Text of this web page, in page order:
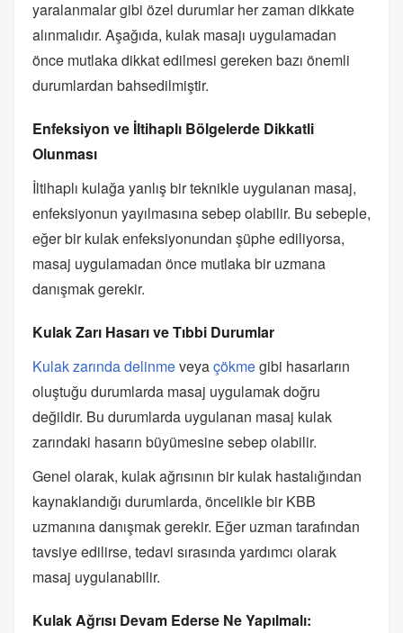
yaralanmalar gibi özel durumlar her zaman dikkate
alınmalıdır. Aşağıda, kulak masajı uygulamadan
önce mutlaka dikkat edilmesi gereken bazı önemli
durumlardan bahsedilmiştir.
Enfeksiyon ve İltihaplı Bölgelerde Dikkatli
Olunması
İltihaplı kulağa yanlış bir teknikle uygulanan masaj,
enfeksiyonun yayılmasına sebep olabilir. Bu sebeple,
eğer bir kulak enfeksiyonundan şüphe ediliyorsa,
masaj uygulamadan önce mutlaka bir uzmana
danışmak gerekir.
Kulak Zarı Hasarı ve Tıbbi Durumlar
Kulak zarında delinmeveyaçökmegibi hasarların
oluştuğu durumlarda masaj uygulamak doğru
değildir. Bu durumlarda uygulanan masaj kulak
zarındaki hasarın büyümesine sebep olabilir.
Genel olarak, kulak ağrısının bir kulak hastalığından
kaynaklandığı durumlarda, öncelikle bir KBB
uzmanına danışmak gerekir. Eğer uzman tarafından
tavsiye edilirse, tedavi sırasında yardımcı olarak
masaj uygulanabilir.
Kulak Ağrısı Devam Ederse Ne Yapılmalı: